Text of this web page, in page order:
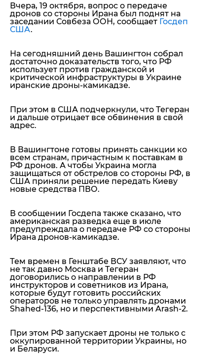
Вчера, 19 октября, вопрос о передаче
дронов со стороны Ирана был поднят на
заседании Совбеза ООН, сообщает Госдеп
США.
На сегодняшний день Вашингтон собрал
достаточно доказательств того, что РФ
использует против гражданской и
критической инфраструктуры в Украине
иранские дроны-камикадзе.
При этом в США подчеркнули, что Тегеран
и дальше отрицает все обвинения в свой
адрес.
В Вашингтоне готовы принять санкции ко
всем странам, причастным к поставкам в
РФ дронов. А чтобы Украина могла
защищаться от обстрелов со стороны РФ, в
США приняли решение передать Киеву
новые средства ПВО.
В сообщении Госдепа также сказано, что
американская разведка еще в июле
предупреждала о передаче РФ со стороны
Ирана дронов-камикадзе.
Тем времен в Генштабе ВСУ заявляют, что
не так давно Москва и Тегеран
договорились о направлении в РФ
инструкторов и советников из Ирана,
которые будут готовить российских
операторов не только управлять дронами
Shahed-136, но и перспективными Arash-2.
При этом РФ запускает дроны не только с
оккупированной территории Украины, но
и Беларуси.